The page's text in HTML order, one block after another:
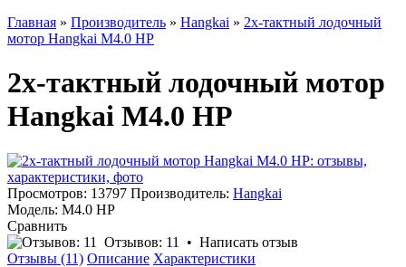
Главная » Производитель » Hangkai » 2х-тактный лодочный
мотор Hangkai M4.0 HP
2х-тактный лодочный мотор
Hangkai M4.0 HP
Просмотров: 13797 Производитель: Hangkai
Модель: M4.0 HP
Сравнить
Отзывов: 11
• Написать отзыв
Отзывы (11) Описание Характеристики